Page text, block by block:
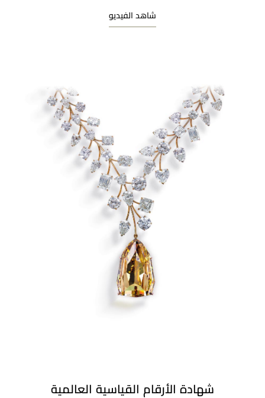
شاهد الفيديو
شهادة الأرقام القياسية العالمية